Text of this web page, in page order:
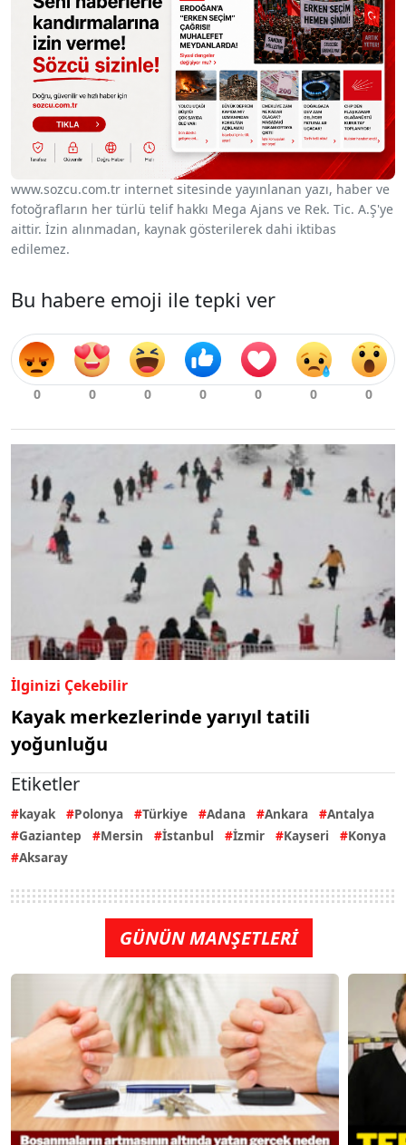
www.sozcu.com.tr internet sitesinde yayınlanan yazı, haber ve
fotoğrafların her türlü telif hakkı Mega Ajans ve Rek. Tic. A.Ş'ye
aittir. İzin alınmadan, kaynak gösterilerek dahi iktibas
edilemez.
Bu habere emoji ile tepki ver
İlginizi Çekebilir
Kayak merkezlerinde yarıyıl tatili
yoğunluğu
Etiketler
kayak Polonya Türkiye Adana Ankara
Antalya
Gaziantep
Mersin İstanbul İzmir Kayseri
Konya
Aksaray
GÜNÜN MANŞETLERİ